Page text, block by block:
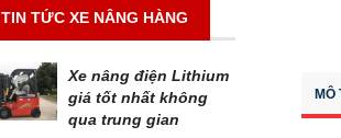
TIN TỨC XE NÂNG HÀNG
Xe nâng điện Lithium
giá tốt nhất không
qua trung gian
MÔ